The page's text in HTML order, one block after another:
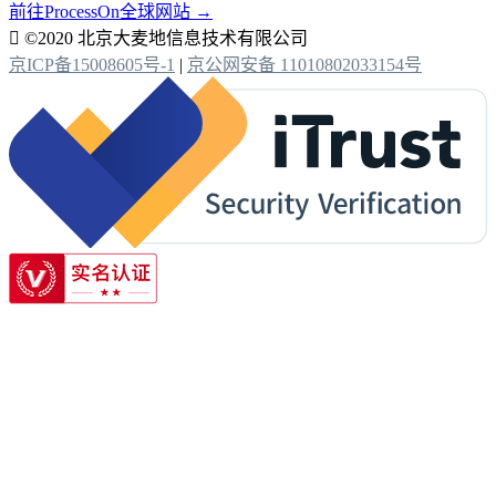
前往ProcessOn全球网站 →
 ©2020 北京大麦地信息技术有限公司
京ICP备15008605号-1 | 京公网安备 11010802033154号